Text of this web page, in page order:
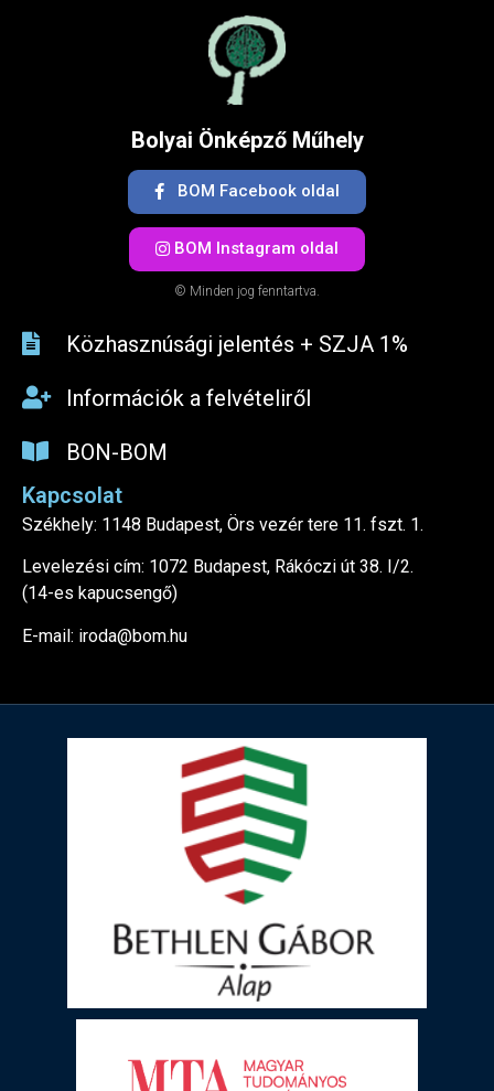
Bolyai Önképző Műhely
BOM Facebook oldal
BOM Instagram oldal
© Minden jog fenntartva.
Közhasznúsági jelentés + SZJA 1%​
Információk a felvételiről
BON-BOM
Kapcsolat
Székhely: 1148 Budapest, Örs vezér tere 11. fszt. 1.
Levelezési cím: 1072 Budapest, Rákóczi út 38. I/2.
(14-es kapucsengő)
E-mail: iroda@bom.hu